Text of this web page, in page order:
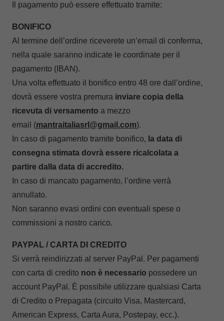
Il pagamento può essere effettuato tramite:
BONIFICO
Al termine dell’ordine riceverete un’email di conferma,
nella quale saranno indicate le coordinate per il
pagamento (IBAN).
Una volta effettuato il bonifico entro 48 ore dall’ordine,
dovrà essere vostra premura inviare copia della
ricevuta di versamento a mezzo
email (mantraitaliasrl@gmail.com).
In caso di pagamento tramite bonifico, la data di
consegna stimata dovrà essere ricalcolata a
partire dalla data di accredito.
In caso di mancato pagamento, l’ordine verrà
annullato.
Non saranno evasi ordini con eventuali spese o
commissioni a nostro carico.
PAYPAL / CARTA DI CREDITO
Si verrà reindirizzati al server PayPal. Per pagamenti
con carta di credito non è necessario possedere un
account PayPal. È possibile utilizzare qualsiasi Carta
di Credito o Prepagata (circuito Visa, Mastercard,
American Express, Carta Aura, Postepay, ecc.).